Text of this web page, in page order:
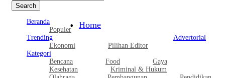
Search
Beranda
Populer
Trending
Ekonomi
Pilihan Editor
Advertorial
Kategori
Bencana
Food
Gaya
Kesehatan
Kriminal & Hukum
Home